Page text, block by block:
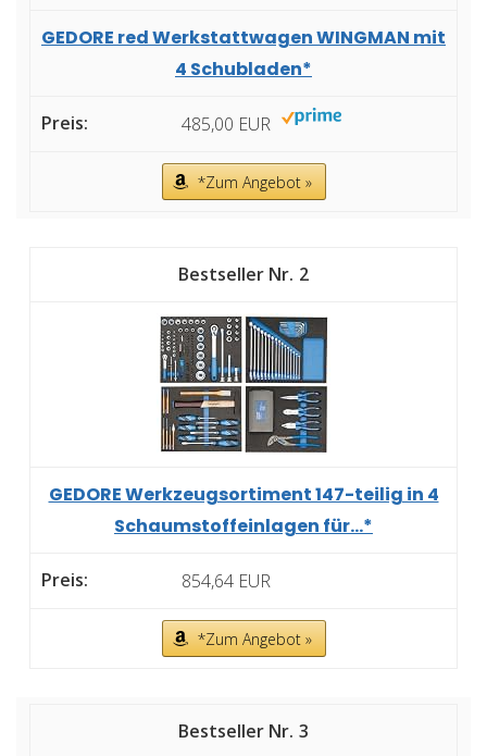
GEDORE red Werkstattwagen WINGMAN mit
4 Schubladen*
485,00 EUR
*Zum Angebot »
2
GEDORE Werkzeugsortiment 147-teilig in 4
Schaumstoffeinlagen für...*
854,64 EUR
*Zum Angebot »
3